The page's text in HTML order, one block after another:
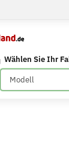
Wählen Sie Ihr
Bitte auswählen